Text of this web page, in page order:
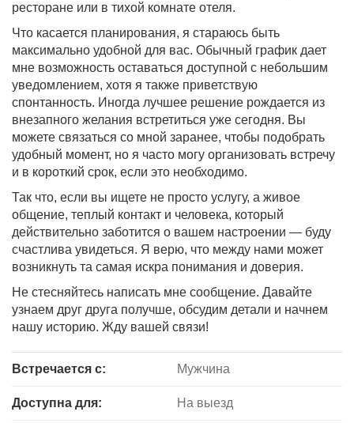
ресторане или в тихой комнате отеля.
Что касается планирования, я стараюсь быть
максимально удобной для вас. Обычный график дает
мне возможность оставаться доступной с небольшим
уведомлением, хотя я также приветствую
спонтанность. Иногда лучшее решение рождается из
внезапного желания встретиться уже сегодня. Вы
можете связаться со мной заранее, чтобы подобрать
удобный момент, но я часто могу организовать встречу
и в короткий срок, если это необходимо.
Так что, если вы ищете не просто услугу, а живое
общение, теплый контакт и человека, который
действительно заботится о вашем настроении — буду
счастлива увидеться. Я верю, что между нами может
возникнуть та самая искра понимания и доверия.
Не стесняйтесь написать мне сообщение. Давайте
узнаем друг друга получше, обсудим детали и начнем
нашу историю. Жду вашей связи!
Встречается с: Мужчина
Доступна для: На выезд